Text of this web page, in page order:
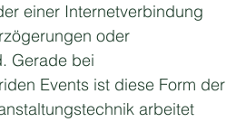
einer Internetverbindung
oder
Gerade bei
Events ist diese Form der
arbeitet